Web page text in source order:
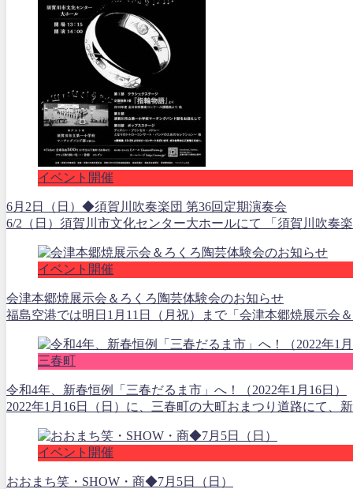
イベント開催
6月2日（日）◆須賀川吹奏楽団 第36回定期演奏会
6/2（日）須賀川市文化センター大ホールにて 「須賀川吹奏
イベント開催
会津本郷焼展示会＆ろくろ陶芸体験会のお知らせ
福島空港では明日1月11日（月祝）まで「会津本郷焼展示会
三春町
令和4年、新春恒例「三春だるま市」へ！（2022年1月16日）
2022年1月16日（日）に、三春町の大町おまつり道路にて
イベント開催
おおまち笑・SHOW・商◆7月5日（日）